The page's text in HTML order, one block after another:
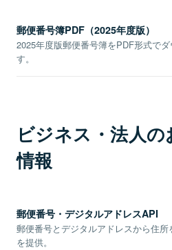
郵便番号簿PDF（2025年度版）
2025年度版郵便番号簿をPDF形式で
す。
ビジネス・法人
情報
郵便番号・デジタルアドレスAPI
郵便番号とデジタルアドレスから住
を提供。